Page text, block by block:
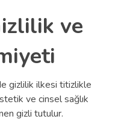
ve
gizlilik ilkesi titizlikle
ve cinsel sağlık
gizli tutulur.